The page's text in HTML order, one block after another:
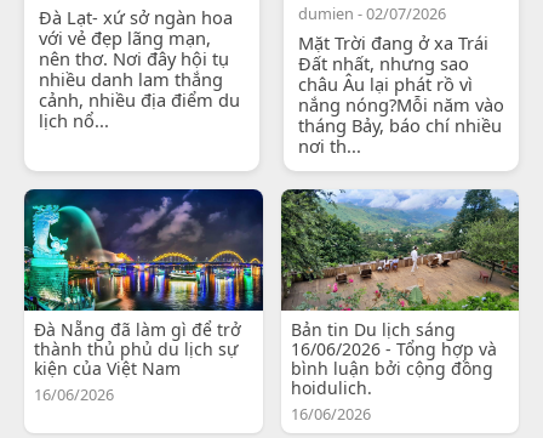
Đà Lạt- xứ sở ngàn hoa
với vẻ đẹp lãng mạn,
nên thơ. Nơi đây hội tụ
nhiều danh lam thắng
cảnh, nhiều địa điểm du
lịch nổ...
dumien - 02/07/2026
Mặt Trời đang ở xa Trái
Đất nhất, nhưng sao
châu Âu lại phát rồ vì
nắng nóng?Mỗi năm vào
tháng Bảy, báo chí nhiều
nơi th...
Đà Nẵng đã làm gì để trở
thành thủ phủ du lịch sự
kiện của Việt Nam
16/06/2026
Bản tin Du lịch sáng
16/06/2026 - Tổng hợp và
bình luận bởi cộng đồng
hoidulich.
16/06/2026